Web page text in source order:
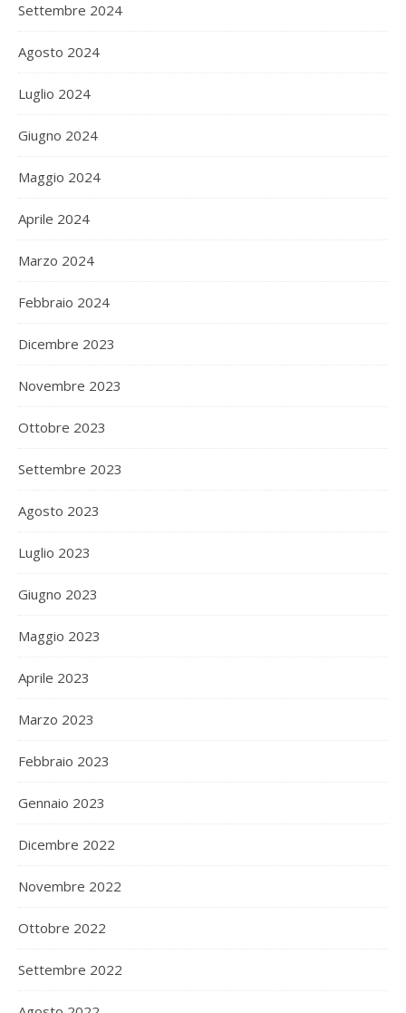
Settembre 2024
Agosto 2024
Luglio 2024
Giugno 2024
Maggio 2024
Aprile 2024
Marzo 2024
Febbraio 2024
Dicembre 2023
Novembre 2023
Ottobre 2023
Settembre 2023
Agosto 2023
Luglio 2023
Giugno 2023
Maggio 2023
Aprile 2023
Marzo 2023
Febbraio 2023
Gennaio 2023
Dicembre 2022
Novembre 2022
Ottobre 2022
Settembre 2022